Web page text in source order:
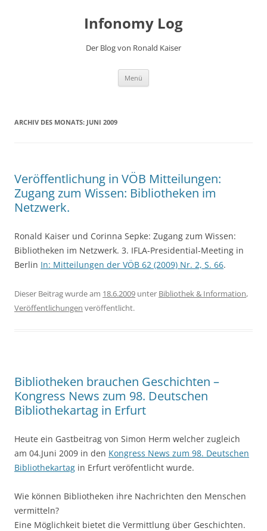
Infonomy Log
Der Blog von Ronald Kaiser
Menü
ARCHIV DES MONATS: JUNI 2009
Veröffentlichung in VÖB Mitteilungen:
Zugang zum Wissen: Bibliotheken im
Netzwerk.
Ronald Kaiser und Corinna Sepke: Zugang zum Wissen:
Bibliotheken im Netzwerk. 3. IFLA-Presidential-Meeting in
Berlin In: Mitteilungen der VÖB 62 (2009) Nr. 2, S. 66.
Dieser Beitrag wurde am 18.6.2009 unter Bibliothek & Information,
Veröffentlichungen veröffentlicht.
Bibliotheken brauchen Geschichten –
Kongress News zum 98. Deutschen
Bibliothekartag in Erfurt
Heute ein Gastbeitrag von Simon Herm welcher zugleich
am 04.Juni 2009 in den Kongress News zum 98. Deutschen
Bibliothekartag in Erfurt veröfentlicht wurde.
Wie können Bibliotheken ihre Nachrichten den Menschen
vermitteln?
Eine Möglichkeit bietet die Vermittlung über Geschichten.